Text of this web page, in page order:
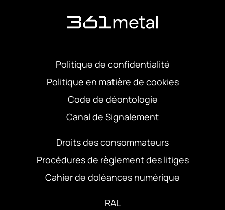
Politique de confidentialité
Politique en matière de cookies
Code de déontologie
Canal de Signalement
Droits des consommateurs
Procédures de règlement des litiges
Cahier de doléances numérique
RAL